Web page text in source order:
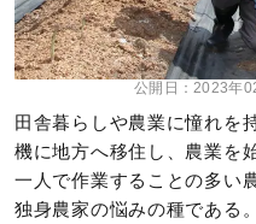
公開日：2023年
田舎暮らしや農業に憧れを
機に地方へ移住し、農業を
一人で作業することの多い
独身農家の悩みの種である